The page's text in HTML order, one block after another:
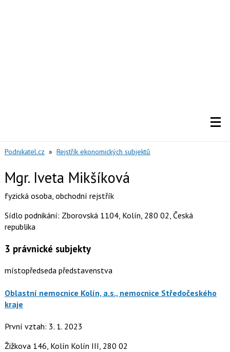
Podnikatel.cz » Rejstřík ekonomických subjektů
Mgr. Iveta Mikšíková
fyzická osoba, obchodní rejstřík
Sídlo podnikání: Zborovská 1104, Kolín, 280 02, Česká
republika
3 právnické subjekty
místopředseda představenstva
Oblastní nemocnice Kolín, a.s., nemocnice Středočeského
kraje
První vztah: 3. 1. 2023
Žižkova 146, Kolín Kolín III, 280 02